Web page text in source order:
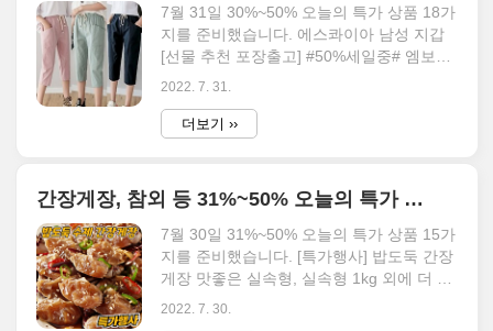
확인 바랍니다. 오늘의 특가 15가지 리얼세
일(Realsale) 돌고래 자동 버블건 비누방울,
8개 44% 64,000원 35,200원 4.5 (15) 무료
7월 31일 30%~50% 오늘의 특가 상품 18가
지를 준비했습니다. 에스콰이아 남성 지갑
[선물 추천 포장출고] #50%세일중# 엠보천
연소가죽 남성반지갑#선물추천# 반지갑 외
글에서는 벨롭 NC야탑점 1+1 반값세일
44% 사계절 남녀공용 초경량 스티커즈 화
즈로 신는 순간 가벼움과 편안함을 느껴보
세요! 등 30% 할인부터 50% 이하 상품만
준비되어 있으며, 50% 이상 할인 중인 특가
제품들도 따로 준비되어 있으니 5090 카테
고리에서 확인 바랍니다. 오늘의 특가 18가
2022. 7. 31.
더보기 ››
간장게장, 참외 등 31%~50% 오늘의 특가 상품 15가지 7월 30일
7월 30일 31%~50% 오늘의 특가 상품 15가
지를 준비했습니다. [특가행사] 밥도둑 간장
게장 맛좋은 실속형, 실속형 1kg 외에 더 다
양한 할인 제품들을 만나보세요. 이 글에서
2022. 7. 30.